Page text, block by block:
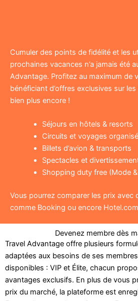
Cumuler des points de fidélité et les
prochaines vacances n’a jamais été
Advantage. Profitez au maximum de
bénéficiant d’offres exclusives sur
bien plus encore !
Séjours en hôtels & resorts
Circuits et voyages
Billets d’avion & transports
Spectacles et
Shopping duty free (Mode
Vous pourrez comparer les prix avec
comme Booking ou encore
Devenez membre dès
Travel Advantage offre plusieurs
adaptées aux besoins de ses
disponibles : VIP et Élite, chacun
avantages exclusifs. En plus de vous
prix du marché, la plateforme est